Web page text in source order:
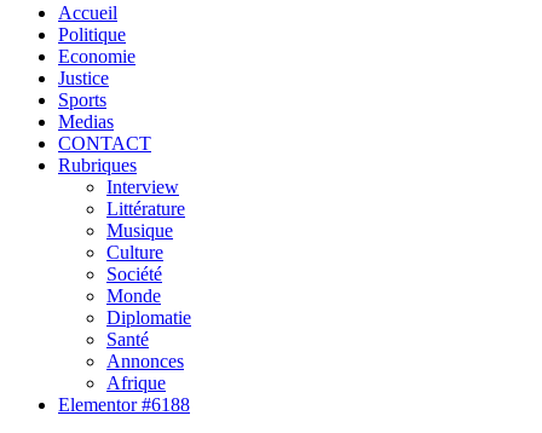
Accueil
Politique
Economie
Justice
Sports
Medias
CONTACT
Rubriques
Interview
Littérature
Musique
Culture
Société
Monde
Diplomatie
Santé
Annonces
Afrique
Elementor #6188